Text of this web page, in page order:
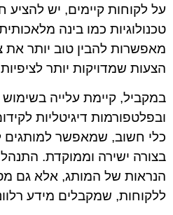
על לקוחות קיימים, יש להציע
טכנולוגיות כמו בינה
מאפשרות להבין טוב יותר את
הצעות שמדויקות יותר
במקביל, קיימת עלייה
ובפלטפורמות דיגיטליות
כלי חשוב, שמאפשר
בצורה ישירה וממוקדת.
הנראות של המותג, אלא גם
ללקוחות, שמקבלים מידע